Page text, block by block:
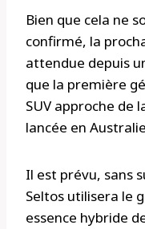
Bien que cela ne
confirmé, la
attendue depuis
que la première
SUV approche de
lancée en
Il est prévu, sans
Seltos utilisera le
essence hybride